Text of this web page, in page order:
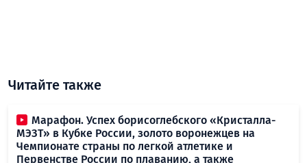
Читайте также
Марафон. Успех борисоглебского «Кристалла-
МЭЗТ» в Кубке России, золото воронежцев на
Чемпионате страны по легкой атлетике и
Первенстве России по плаванию, а также